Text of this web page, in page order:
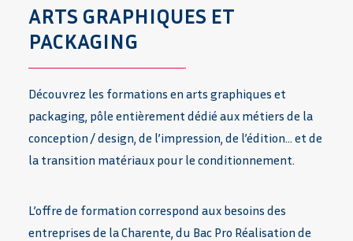
ARTS GRAPHIQUES ET
PACKAGING
Découvrez les formations en arts graphiques et
packaging, pôle entièrement dédié aux métiers de la
conception / design, de l’impression, de l’édition… et de
la transition matériaux pour le conditionnement.
L’offre de formation correspond aux besoins des
entreprises de la Charente, du Bac Pro Réalisation de